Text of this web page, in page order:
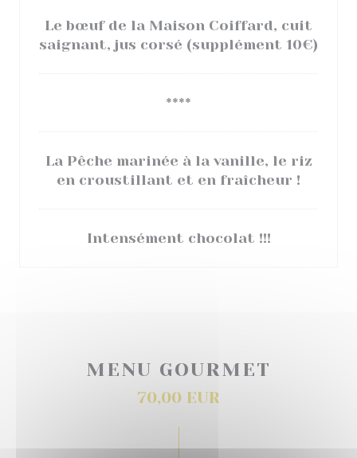
Le bœuf de la Maison Coiffard, cuit
saignant, jus corsé (supplément 10€)
****
La Pêche marinée à la vanille, le riz
en croustillant et en fraîcheur !
Intensément chocolat !!!
MENU GOURMET
70,00 EUR